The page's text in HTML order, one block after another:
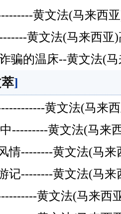
黄文法(马来西
黄文法(马来西亚
骗的温床--黄文法(
]
黄文法(马来
---------黄文法(马来
情--------黄文法(马
记--------黄文法(马
黄文法(马来西